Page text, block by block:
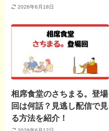
2026年6月18日
相席食堂のさちまる。登場
回は何話？見逃し配信で見
る方法を紹介！